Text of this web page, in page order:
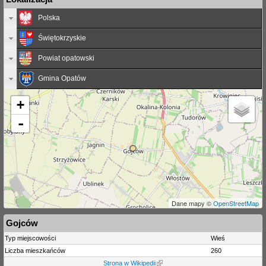
Polska
Świętokrzyskie
Powiat opatowski
Gmina Opatów
+
-
Dane mapy ©OpenStreetMap
Gojców
Typ miejscowości
Wieś
Liczba mieszkańców
260
Strona w Wikipedii